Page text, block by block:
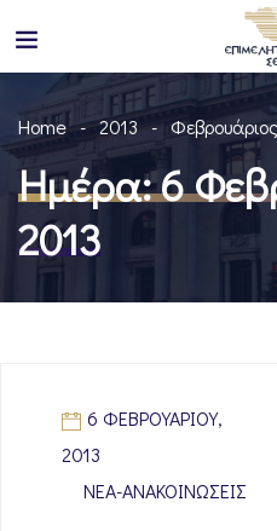
Home 2013 Φεβρουάριος
Ημέρα:6
2013
6 ΦΕΒΡΟΥΑΡΊΟΥ,
2013
ΝΈΑ-ΑΝΑΚΟΙΝΏΣΕΙΣ